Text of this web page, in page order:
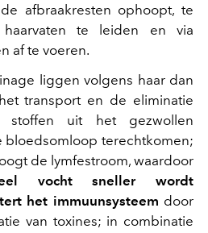
afbraakresten ophoopt, te
te leiden en via
af te voeren.
liggen volgens haar dan
transport en de eliminatie
stoffen uit het gezwollen
terechtkomen;
de lymfestroom, waardoor
vocht sneller wordt
het immuunsysteem door
van toxines; in combinatie